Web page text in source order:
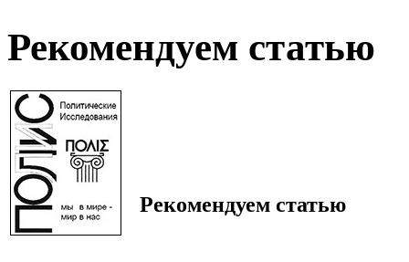
Рекомендуем статью
Рекомендуем статью